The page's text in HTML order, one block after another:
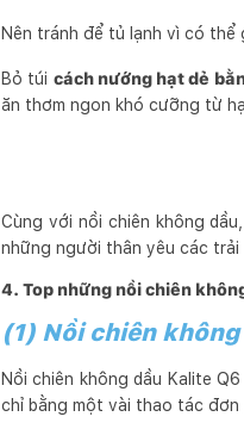
Nên tránh để tủ lạnh vì có thể
Bỏ túi cách nướng hạt dẻ
ăn thơm ngon khó cưỡng từ
Cùng với nồi chiên không
những người thân yêu các trải
4. Top những nồi chiên
(1) Nồi chiên
Nồi chiên không dầu Kalite
chỉ bằng một vài thao tác đơn